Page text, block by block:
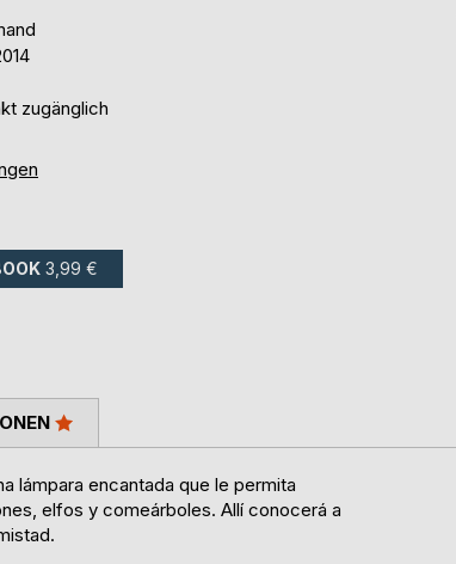
zugänglich
3,99 €
lámpara encantada que le permita
elfos y comeárboles. Allí conocerá a